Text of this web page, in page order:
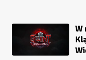
W